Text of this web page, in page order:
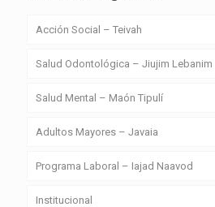
Acción Social – Teivah
Salud Odontológica – Jiujim Lebanim
Salud Mental – Maón Tipulí
Adultos Mayores – Javaia
Programa Laboral – Iajad Naavod
Institucional